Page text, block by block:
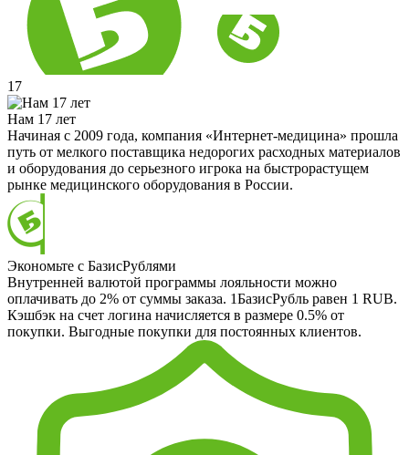
17
Нам 17 лет
Начиная с 2009 года, компания «Интернет-медицина» прошла
путь от мелкого поставщика недорогих расходных материалов
и оборудования до серьезного игрока на быстрорастущем
рынке медицинского оборудования в России.
Экономьте с БазисРублями
Внутренней валютой программы лояльности можно
оплачивать до 2% от суммы заказа. 1БазисРубль равен 1 RUB.
Кэшбэк на счет логина начисляется в размере 0.5% от
покупки. Выгодные покупки для постоянных клиентов.